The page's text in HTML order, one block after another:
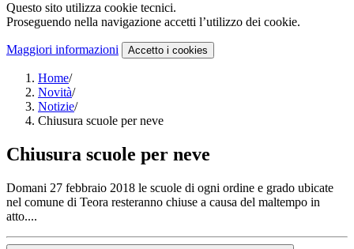
Questo sito utilizza cookie tecnici.
Proseguendo nella navigazione accetti l’utilizzo dei cookie.
Maggiori informazioni Accetto i cookies
Home/
Novità/
Notizie/
Chiusura scuole per neve
Chiusura scuole per neve
Domani 27 febbraio 2018 le scuole di ogni ordine e grado ubicate
nel comune di Teora resteranno chiuse a causa del maltempo in
atto....